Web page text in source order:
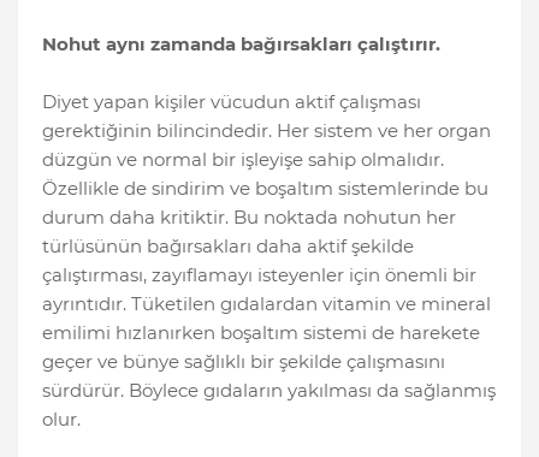
Nohut aynı zamanda bağırsakları çalıştırır.
Diyet yapan kişiler vücudun aktif çalışması
gerektiğinin bilincindedir. Her sistem ve her organ
düzgün ve normal bir işleyişe sahip olmalıdır.
Özellikle de sindirim ve boşaltım sistemlerinde bu
durum daha kritiktir. Bu noktada nohutun her
türlüsünün bağırsakları daha aktif şekilde
çalıştırması, zayıflamayı isteyenler için önemli bir
ayrıntıdır. Tüketilen gıdalardan vitamin ve mineral
emilimi hızlanırken boşaltım sistemi de harekete
geçer ve bünye sağlıklı bir şekilde çalışmasını
sürdürür. Böylece gıdaların yakılması da sağlanmış
olur.